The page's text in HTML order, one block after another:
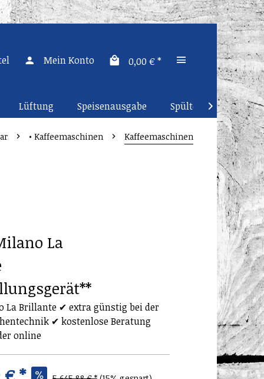
Mein Konto 0,00 € *
Lüftung Speisenausgabe Spültechnik

• Kaffeemaschinen Kaffeemaschinen
La
La Brillante ✔ extra günstig bei der
✔ kostenlose Beratung
online